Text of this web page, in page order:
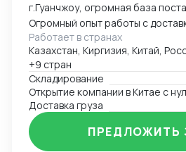
г.Гуанчжоу, огромная база
Огромный опыт работы с
Страны Средней Азии. Поиск,
инспекция.
Работает в странах
Казахстан, Киргизия, Китай,
+9 стран
Складирование
Открытие компании в Китае с
Доставка груза
ПРЕДЛОЖИТЬ